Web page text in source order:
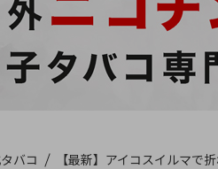
バコ 【最新】アイコスイルマで